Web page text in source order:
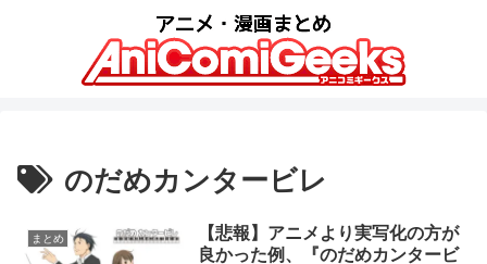
のだめカンタービレ
まとめ
【悲報】アニメより実写化の方が
良かった例、『のだめカンタービ